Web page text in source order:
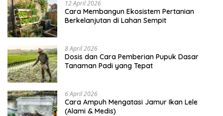
12 April 2026
Cara Membangun Ekosistem Pertanian
Berkelanjutan di Lahan Sempit
8 April 2026
Dosis dan Cara Pemberian Pupuk Dasar
Tanaman Padi yang Tepat
6 April 2026
Cara Ampuh Mengatasi Jamur Ikan Lele
(Alami & Medis)